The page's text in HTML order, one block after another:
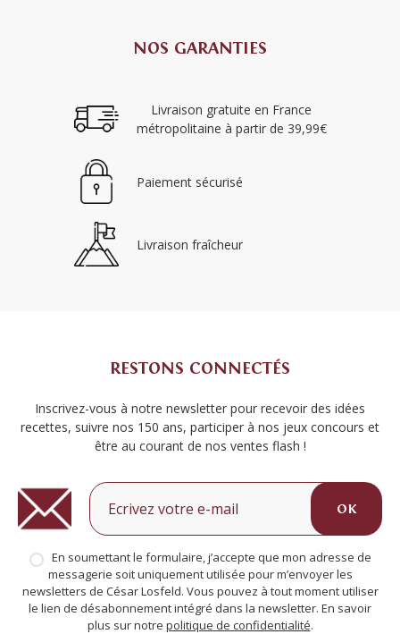
NOS GARANTIES
Livraison gratuite en France
métropolitaine à partir de 39,99€
Paiement sécurisé
Livraison fraîcheur
RESTONS CONNECTÉS
Inscrivez-vous à notre newsletter pour recevoir des idées
recettes, suivre nos 150 ans, participer à nos jeux concours et
être au courant de nos ventes flash !
OK
En soumettant le formulaire, j’accepte que mon adresse de
messagerie soit uniquement utilisée pour m’envoyer les
newsletters de César Losfeld. Vous pouvez à tout moment utiliser
le lien de désabonnement intégré dans la newsletter. En savoir
plus sur notre politique de confidentialité.